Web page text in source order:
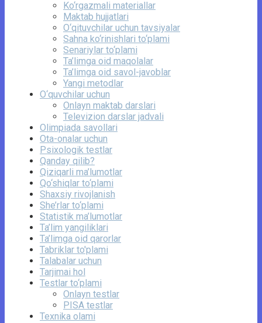
Ko‘rgazmali materiallar
Maktab hujjatlari
O‘qituvchilar uchun tavsiyalar
Sahna ko‘rinishlari to‘plami
Senariylar to‘plami
Ta’limga oid maqolalar
Ta’limga oid savol-javoblar
Yangi metodlar
O‘quvchilar uchun
Onlayn maktab darslari
Televizion darslar jadvali
Olimpiada savollari
Ota-onalar uchun
Psixologik testlar
Qanday qilib?
Qiziqarli ma’lumotlar
Qo‘shiqlar to‘plami
Shaxsiy rivojlanish
She’rlar to‘plami
Statistik ma’lumotlar
Ta’lim yangiliklari
Ta’limga oid qarorlar
Tabriklar to'plami
Talabalar uchun
Tarjimai hol
Testlar to‘plami
Onlayn testlar
PISA testlar
Texnika olami